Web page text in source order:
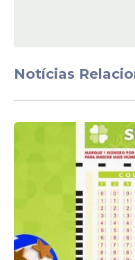
edital_003-1Baixar
Notícias